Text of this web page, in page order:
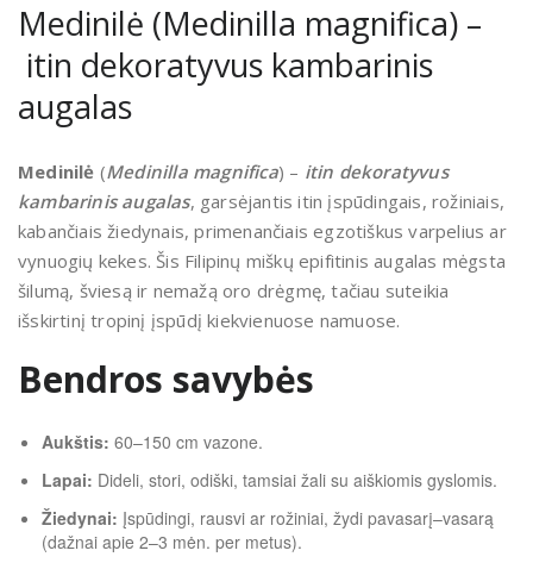
Medinilė (Medinilla magnifica) –
itin dekoratyvus kambarinis
augalas
Medinilė (Medinilla magnifica) – itin dekoratyvus
kambarinis augalas, garsėjantis itin įspūdingais, rožiniais,
kabančiais žiedynais, primenančiais egzotiškus varpelius ar
vynuogių kekes. Šis Filipinų miškų epifitinis augalas mėgsta
šilumą, šviesą ir nemažą oro drėgmę, tačiau suteikia
išskirtinį tropinį įspūdį kiekvienuose namuose.
Bendros savybės
Aukštis: 60–150 cm vazone.
Lapai: Dideli, stori, odiški, tamsiai žali su aiškiomis gyslomis.
Žiedynai: Įspūdingi, rausvi ar rožiniai, žydi pavasarį–vasarą
(dažnai apie 2–3 mėn. per metus).